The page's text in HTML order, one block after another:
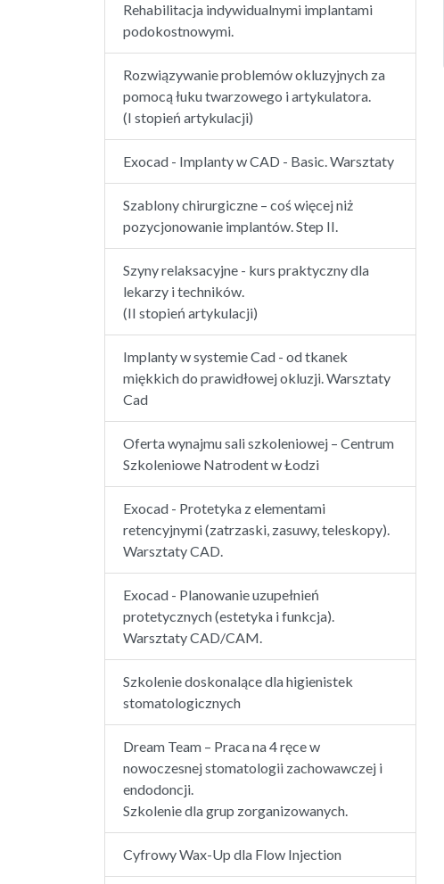
Rehabilitacja indywidualnymi implantami
podokostnowymi.
Rozwiązywanie problemów okluzyjnych za
pomocą łuku twarzowego i artykulatora.
(I stopień artykulacji)
Exocad - Implanty w CAD - Basic. Warsztaty
Szablony chirurgiczne – coś więcej niż
pozycjonowanie implantów. Step II.
Szyny relaksacyjne - kurs praktyczny dla
lekarzy i techników.
(II stopień artykulacji)
Implanty w systemie Cad - od tkanek
miękkich do prawidłowej okluzji. Warsztaty
Cad
Oferta wynajmu sali szkoleniowej – Centrum
Szkoleniowe Natrodent w Łodzi
Exocad - Protetyka z elementami
retencyjnymi (zatrzaski, zasuwy, teleskopy).
Warsztaty CAD.
Exocad - Planowanie uzupełnień
protetycznych (estetyka i funkcja).
Warsztaty CAD/CAM.
Szkolenie doskonalące dla higienistek
stomatologicznych
Dream Team – Praca na 4 ręce w
nowoczesnej stomatologii zachowawczej i
endodoncji.
Szkolenie dla grup zorganizowanych.
Cyfrowy Wax-Up dla Flow Injection